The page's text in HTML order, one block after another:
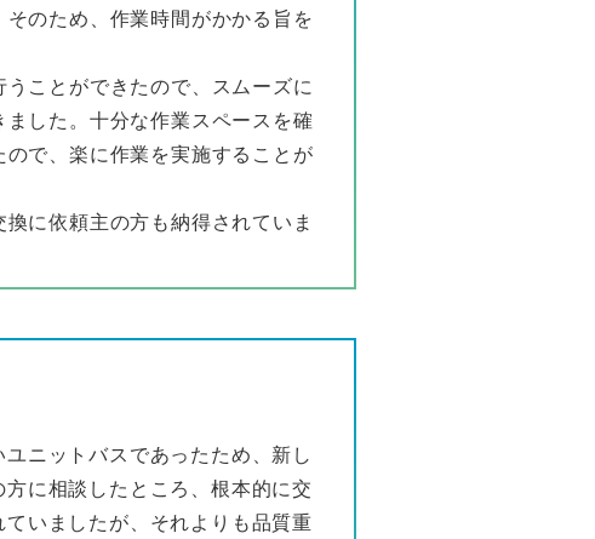
のため、作業時間がかかる旨を
ことができたので、スムーズに
した。十分な作業スペースを確
で、楽に作業を実施することが
に依頼主の方も納得されていま
ニットバスであったため、新し
に相談したところ、根本的に交
いましたが、それよりも品質重